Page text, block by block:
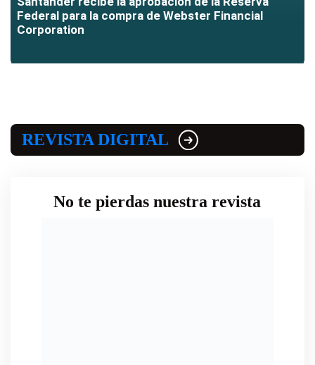
Federal para la compra de Webster Financial
Corporation
REVISTA DIGITAL
No te pierdas nuestra revista